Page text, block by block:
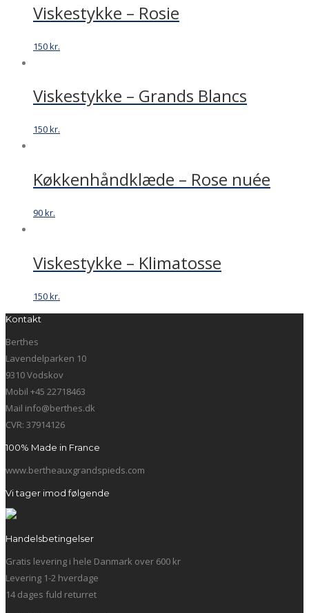
Viskestykke – Rosie
150kr.
Viskestykke – Grands Blancs
150kr.
Køkkenhåndklæde – Rose nuée
90kr.
Viskestykke – Klimatosse
150kr.
Kontakt
Berthes
Lavendelparken 10
9310 Vodskov
Mobil +45 22718463
Mail info@berthes.dk
CVR: 37914126
100% Made in France
www.bertheauxgrandspieds.com
Vi tager imod følgende
Handelsbetingelser
Gratis levering i hele Danmark over 600 kr
Levering 1-2 hverdage
14 dages fuld returret